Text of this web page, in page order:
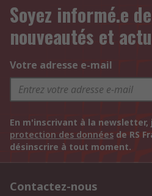
Soyez informé.e
nouveautés et
Votre adresse e-mail
En m'inscrivant à la newsletter,
protection des données de RS
désinscrire à tout moment.
Contactez-nous